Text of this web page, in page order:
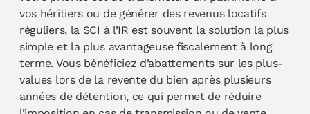
vos héritiers ou de générer des revenus locatifs
réguliers, la SCI à l’IR est souvent la solution la plus
simple et la plus avantageuse fiscalement à long
terme. Vous bénéficiez d’abattements sur les plus-
values lors de la revente du bien après plusieurs
années de détention, ce qui permet de réduire